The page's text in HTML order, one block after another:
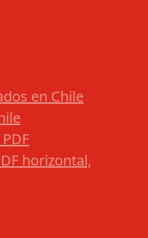
en Chile
horizontal,